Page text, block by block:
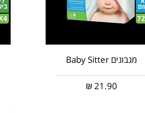
מגבונים Baby Sitter
21.90
₪